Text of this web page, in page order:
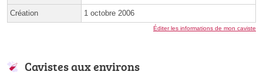
Création 1 octobre 2006
Éditer les informations de mon caviste
Cavistes aux environs